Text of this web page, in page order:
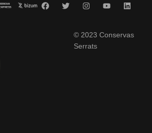
© 2023 Conservas
Serrats